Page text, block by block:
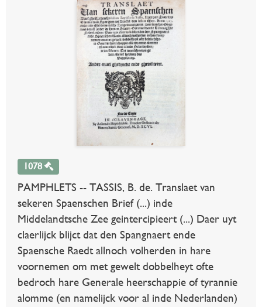
1078
PAMPHLETS -- TASSIS, B. de. Translaet van
sekeren Spaenschen Brief (...) inde
Middelandtsche Zee geintercipieert (...) Daer uyt
claerlijck blijct dat den Spangnaert ende
Spaensche Raedt allnoch volherden in hare
voornemen om met gewelt dobbelheyt ofte
bedroch hare Generale heerschappie of tyrannie
alomme (en namelijck voor al inde Nederlanden)